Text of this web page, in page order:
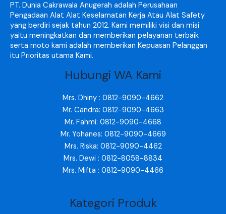
PT. Dunia Cakrawala Anugerah adalah Perusahaan
Pengadaan Alat Alat Keselamatan Kerja Atau Alat Safety
yang berdiri sejak tahun 2012. Kami memiliki visi dan misi
yaitu meningkatkan dan memberikan pelayanan terbaik
serta moto kami adalah memberikan Kepuasan Pelanggan
itu Prioritas utama Kami.
Hubungi WA Kami
Mrs. Dhiny : 0812-9090-4662
Mr. Candra: 0812-9090-4663
Mr. Fahmi: 0812-9090-4668
Mr. Yohanes: 0812-9090-4669
Mrs. Riska: 0812-9090-4462
Mrs. Dewi : 0812-8058-8834
Mrs. Mifta : 0812-9090-4466
Kategori Produk